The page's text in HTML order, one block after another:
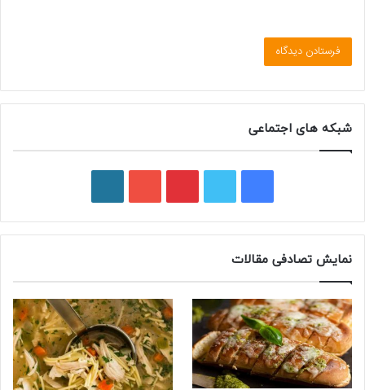
شبکه های اجتماعی
ی
س
ب
و
ک
و
ی
ت
ر
ی
ت
ر
ی
س
و
ی
و
ب
ر
پ
ر
س
نمایش تصادفی مقالات